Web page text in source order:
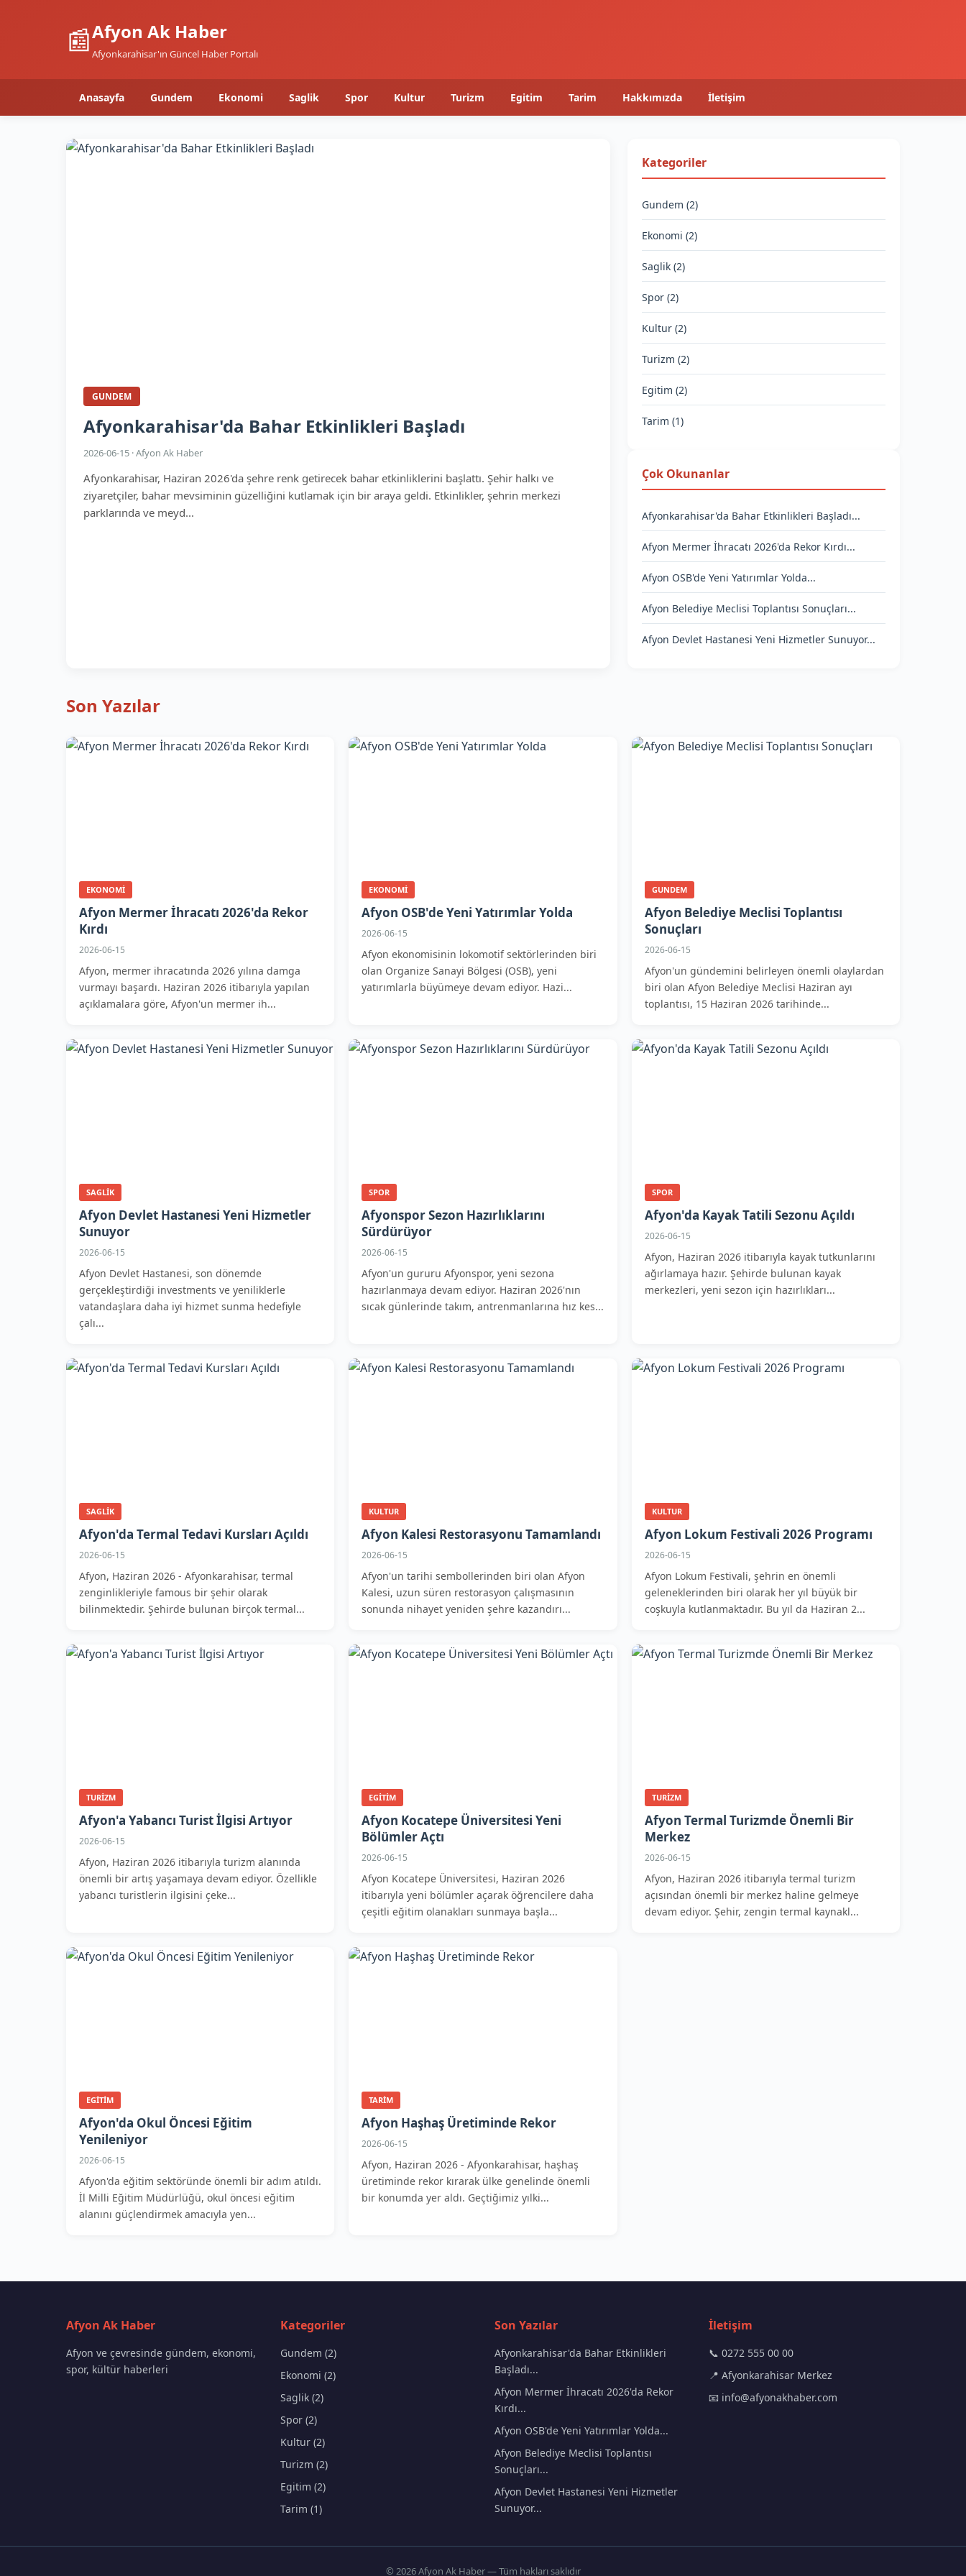
📰Afyon Ak Haber
Afyonkarahisar'ın Güncel Haber Portalı
Anasayfa Gundem Ekonomi Saglik Spor Kultur Turizm Egitim Tarim Hakkımızda İletişim
GUNDEM
Afyonkarahisar'da Bahar Etkinlikleri Başladı
2026-06-15 · Afyon Ak Haber
Afyonkarahisar, Haziran 2026'da şehre renk getirecek bahar etkinliklerini başlattı. Şehir halkı ve
ziyaretçiler, bahar mevsiminin güzelliğini kutlamak için bir araya geldi. Etkinlikler, şehrin merkezi
parklarında ve meyd...
Kategoriler
Gundem (2)
Ekonomi (2)
Saglik (2)
Spor (2)
Kultur (2)
Turizm (2)
Egitim (2)
Tarim (1)
Çok Okunanlar
Afyonkarahisar'da Bahar Etkinlikleri Başladı...
Afyon Mermer İhracatı 2026'da Rekor Kırdı...
Afyon OSB'de Yeni Yatırımlar Yolda...
Afyon Belediye Meclisi Toplantısı Sonuçları...
Afyon Devlet Hastanesi Yeni Hizmetler Sunuyor...
Son Yazılar
EKONOMI
Afyon Mermer İhracatı 2026'da Rekor
Kırdı
2026-06-15
Afyon, mermer ihracatında 2026 yılına damga
vurmayı başardı. Haziran 2026 itibarıyla yapılan
açıklamalara göre, Afyon'un mermer ih...
EKONOMI
Afyon OSB'de Yeni Yatırımlar Yolda
2026-06-15
Afyon ekonomisinin lokomotif sektörlerinden biri
olan Organize Sanayi Bölgesi (OSB), yeni
yatırımlarla büyümeye devam ediyor. Hazi...
GUNDEM
Afyon Belediye Meclisi Toplantısı
Sonuçları
2026-06-15
Afyon'un gündemini belirleyen önemli olaylardan
biri olan Afyon Belediye Meclisi Haziran ayı
toplantısı, 15 Haziran 2026 tarihinde...
SAGLIK
Afyon Devlet Hastanesi Yeni Hizmetler
Sunuyor
2026-06-15
Afyon Devlet Hastanesi, son dönemde
gerçekleştirdiği investments ve yeniliklerle
vatandaşlara daha iyi hizmet sunma hedefiyle
çalı...
SPOR
Afyonspor Sezon Hazırlıklarını
Sürdürüyor
2026-06-15
Afyon'un gururu Afyonspor, yeni sezona
hazırlanmaya devam ediyor. Haziran 2026'nın
sıcak günlerinde takım, antrenmanlarına hız kes...
SPOR
Afyon'da Kayak Tatili Sezonu Açıldı
2026-06-15
Afyon, Haziran 2026 itibarıyla kayak tutkunlarını
ağırlamaya hazır. Şehirde bulunan kayak
merkezleri, yeni sezon için hazırlıkları...
SAGLIK
Afyon'da Termal Tedavi Kursları Açıldı
2026-06-15
Afyon, Haziran 2026 - Afyonkarahisar, termal
zenginlikleriyle famous bir şehir olarak
bilinmektedir. Şehirde bulunan birçok termal...
KULTUR
Afyon Kalesi Restorasyonu Tamamlandı
2026-06-15
Afyon'un tarihi sembollerinden biri olan Afyon
Kalesi, uzun süren restorasyon çalışmasının
sonunda nihayet yeniden şehre kazandırı...
KULTUR
Afyon Lokum Festivali 2026 Programı
2026-06-15
Afyon Lokum Festivali, şehrin en önemli
geleneklerinden biri olarak her yıl büyük bir
coşkuyla kutlanmaktadır. Bu yıl da Haziran 2...
TURIZM
Afyon'a Yabancı Turist İlgisi Artıyor
2026-06-15
Afyon, Haziran 2026 itibarıyla turizm alanında
önemli bir artış yaşamaya devam ediyor. Özellikle
yabancı turistlerin ilgisini çeke...
EGITIM
Afyon Kocatepe Üniversitesi Yeni
Bölümler Açtı
2026-06-15
Afyon Kocatepe Üniversitesi, Haziran 2026
itibarıyla yeni bölümler açarak öğrencilere daha
çeşitli eğitim olanakları sunmaya başla...
TURIZM
Afyon Termal Turizmde Önemli Bir
Merkez
2026-06-15
Afyon, Haziran 2026 itibarıyla termal turizm
açısından önemli bir merkez haline gelmeye
devam ediyor. Şehir, zengin termal kaynakl...
EGITIM
Afyon'da Okul Öncesi Eğitim
Yenileniyor
2026-06-15
Afyon'da eğitim sektöründe önemli bir adım atıldı.
İl Milli Eğitim Müdürlüğü, okul öncesi eğitim
alanını güçlendirmek amacıyla yen...
TARIM
Afyon Haşhaş Üretiminde Rekor
2026-06-15
Afyon, Haziran 2026 - Afyonkarahisar, haşhaş
üretiminde rekor kırarak ülke genelinde önemli
bir konumda yer aldı. Geçtiğimiz yılki...
Afyon Ak Haber
Afyon ve çevresinde gündem, ekonomi,
spor, kültür haberleri
Kategoriler
Gundem (2)
Ekonomi (2)
Saglik (2)
Spor (2)
Kultur (2)
Turizm (2)
Egitim (2)
Tarim (1)
Son Yazılar
Afyonkarahisar'da Bahar Etkinlikleri
Başladı...
Afyon Mermer İhracatı 2026'da Rekor
Kırdı...
Afyon OSB'de Yeni Yatırımlar Yolda...
Afyon Belediye Meclisi Toplantısı
Sonuçları...
Afyon Devlet Hastanesi Yeni Hizmetler
Sunuyor...
İletişim
📞 0272 555 00 00
📍 Afyonkarahisar Merkez
📧 info@afyonakhaber.com
© 2026 Afyon Ak Haber — Tüm hakları saklıdır